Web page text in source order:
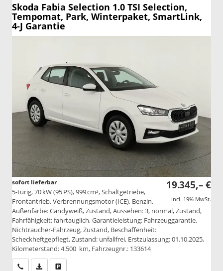
Skoda Fabia Selection 1.0 TSI Selection,
Tempomat, Park, Winterpaket, SmartLink,
4-J Garantie
19.345,– €
incl. 19% MwSt.
sofort lieferbar
5-türig, 70 kW (95 PS), 999 cm³, Schaltgetriebe,
Frontantrieb, Verbrennungsmotor (ICE), Benzin,
Außenfarbe: Candyweiß, Zustand, Aussehen: 3, normal, Zustand,
Fahrfähigkeit: fahrtauglich, Garantieleistung: Fahrzeuggarantie,
Nichtraucher-Fahrzeug, Zustand, Beschaffenheit:
Scheckheftgepflegt, Zustand: unfallfrei, Erstzulassung: 01.10.2025,
Kilometerstand: 4.500 km, Fahrzeugnr.: 133614
Wir rufen Sie anPDF-Datei, Fahrzeugexposé drucken